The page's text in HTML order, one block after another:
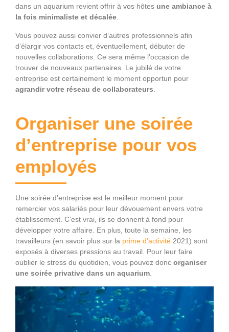
dans un aquarium revient offrir à vos hôtes une ambiance à
la fois minimaliste et décalée
Vous pouvez aussi convier d’autres professionnels afin
d’élargir vos contacts et, éventuellement, débuter de
nouvelles collaborations. Ce sera même l’occasion de
trouver de nouveaux partenaires. Le jubilé de votre
entreprise est certainement le moment opportun pour
agrandir votre réseau de collaborateurs
Organiser une soirée
d’entreprise pour vos
employés
Une soirée d’entreprise est le meilleur moment pour
remercier vos salariés pour leur dévouement envers votre
établissement. C’est vrai, ils se donnent à fond pour
développer votre affaire. En plus, toute la semaine, les
travailleurs (en savoir plus sur la prime d’activité 2021) sont
exposés à diverses pressions au travail. Pour leur faire
oublier le stress du quotidien, vous pouvez donc organiser
une soirée privative dans un aquarium